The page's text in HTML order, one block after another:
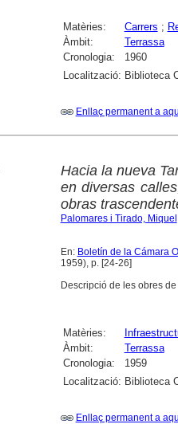
Matèries: Carrers ;
Àmbit:
Terrassa
Cronologia:
1960
Localització: Biblioteca
Enllaç permanent a
Hacia la nueva
en diversas
obras
Palomares i Tirado, Miquel
En: Boletín de la Cámara
1959), p. [24-26]
Descripció de les obres
Matèries:
Àmbit:
Terrassa
Cronologia:
1959
Localització: Biblioteca
Enllaç permanent a